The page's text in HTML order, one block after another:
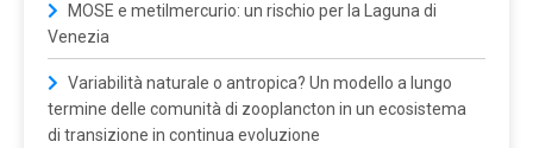
MOSE e metilmercurio: un rischio per la Laguna di
Venezia
Variabilità naturale o antropica? Un modello a lungo
termine delle comunità di zooplancton in un ecosistema
di transizione in continua evoluzione